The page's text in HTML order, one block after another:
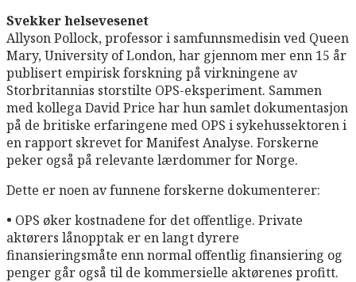
Svekker helsevesenet
Allyson Pollock, professor i samfunnsmedisin ved Queen
Mary, University of London, har gjennom mer enn 15 år
publisert empirisk forskning på virkningene av
Storbritannias storstilte OPS-eksperiment. Sammen
med kollega David Price har hun samlet dokumentasjon
på de britiske erfaringene med OPS i sykehussektoren i
en rapport skrevet for Manifest Analyse. Forskerne
peker også på relevante lærdommer for Norge.
Dette er noen av funnene forskerne dokumenterer:
• OPS øker kostnadene for det offentlige. Private
aktørers lånopptak er en langt dyrere
finansieringsmåte enn normal offentlig finansiering og
penger går også til de kommersielle aktørenes profitt.